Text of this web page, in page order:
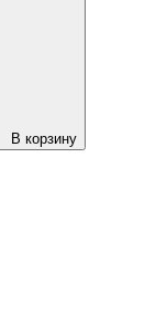
В корзину